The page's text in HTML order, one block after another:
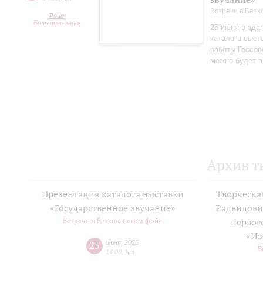
Фойе
Большого зала
Встречи в
25 июня в
каталога
работы
можно будет
Архив
Презентация каталога выставки
«Государственное звучание»
Встречи в Бетховенском фойе
25 июня 2026
14:00 Чт